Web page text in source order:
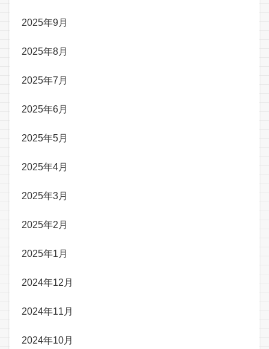
2025年9月
2025年8月
2025年7月
2025年6月
2025年5月
2025年4月
2025年3月
2025年2月
2025年1月
2024年12月
2024年11月
2024年10月